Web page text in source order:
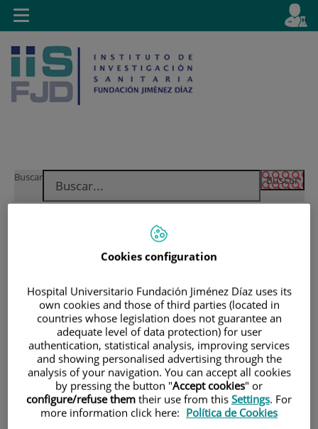
Saltar
contenido
Selector
idioma
activo
es
Buscar
Toggle
navigation
HOME | FORMULARIO DE CONTACTO
Formulario de contacto
Si desea enviar alguna sugerencia o pregunta sobre alguno
de los temas presentes en la Web, puede realizarlo desde
Cookies configuration
Hospital Universitario Fundación Jiménez Díaz uses its
own cookies and those of third parties (located in
countries whose legislation does not guarantee an
adequate level of data protection) for user
authentication, statistical analysis, improving services
and showing personalised advertising through the
analysis of your navigation. You can accept all cookies
by pressing the button "Accept cookies" or
configure/refuse them their use from this Settings. For
more information click here: Política de Cookies